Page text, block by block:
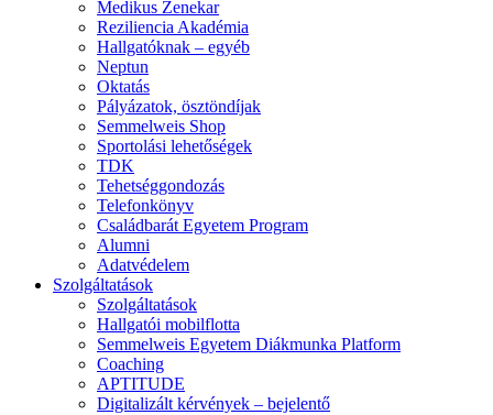
Medikus Zenekar
Reziliencia Akadémia
Hallgatóknak – egyéb
Neptun
Oktatás
Pályázatok, ösztöndíjak
Semmelweis Shop
Sportolási lehetőségek
TDK
Tehetséggondozás
Telefonkönyv
Családbarát Egyetem Program
Alumni
Adatvédelem
Szolgáltatások
Szolgáltatások
Hallgatói mobilflotta
Semmelweis Egyetem Diákmunka Platform
Coaching
APTITUDE
Digitalizált kérvények – bejelentő